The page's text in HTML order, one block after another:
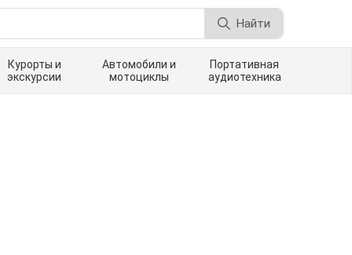
Найти
Курорты и
экскурсии
Автомобили и
мотоциклы
Портативная
аудиотехника